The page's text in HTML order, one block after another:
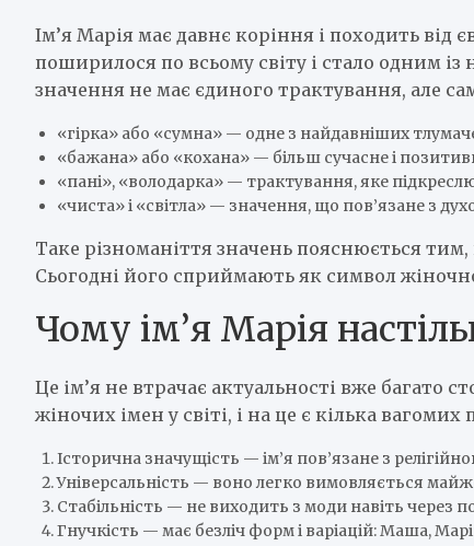
Ім’я Марія має давнє коріння і походить від
поширилося по всьому світу і стало одним
значення не має єдиного трактування, але
«гірка» або «сумна» — одне з найдавніших
«бажана» або «кохана» — більш сучасне і
«пані», «володарка» — трактування, яке
«чиста» і «світла» — значення, що пов’язане з
Таке різноманіття значень пояснюється
Сьогодні його сприймають як символ
Чому ім’я Марія
Це ім’я не втрачає актуальності вже багато
жіночих імен у світі, і на це є кілька
Історична значущість — ім’я пов’язане з
Універсальність — воно легко вимовляється
Стабільність — не виходить з моди навіть через
Гнучкість — має безліч форм і варіацій: Маша,